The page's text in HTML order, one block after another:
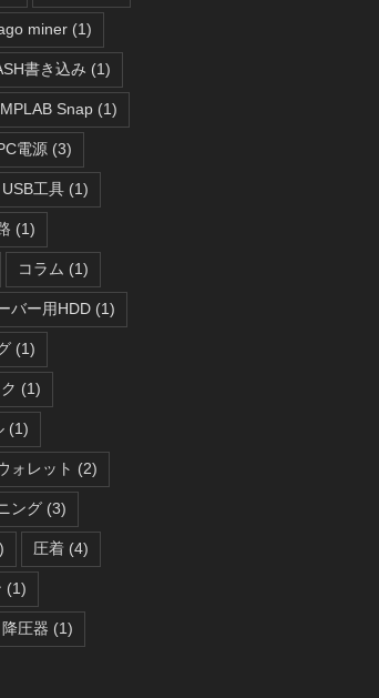
miner(1)
書き込み (1)
MPLAB Snap(1)
電源(3)
USB工具(1)
(1)
コラム (1)
バー用HDD(1)
(1)
(1)
(1)
ォレット (2)
ング(3)
圧着(4)
(1)
降圧器 (1)